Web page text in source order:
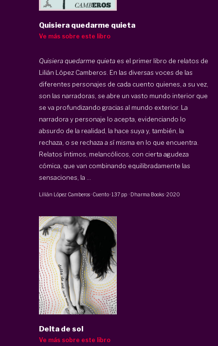
Quisiera quedarme quieta
Ve más sobre este libro
Quisiera quedarme quieta es el primer libro de relatos de
Lilián López Camberos. En las diversas voces de las
diferentes personajes de cada cuento quienes, a su vez,
son las narradoras, se abre un vasto mundo interior que
se va profundizando gracias al mundo exterior. La
narradora y personaje lo acepta, evidenciando lo
absurdo de la realidad, la hace suya y, también, la
rechaza, o se rechaza a sí misma en lo que encuentra.
Relatos íntimos, melancólicos, con cierta agudeza
cómica, que van combinando equilibradamente las
sensaciones, la ...
Lilián López Camberos· Cuento·137 pp · Dharma Books·2020
Delta de sol
Ve más sobre este libro